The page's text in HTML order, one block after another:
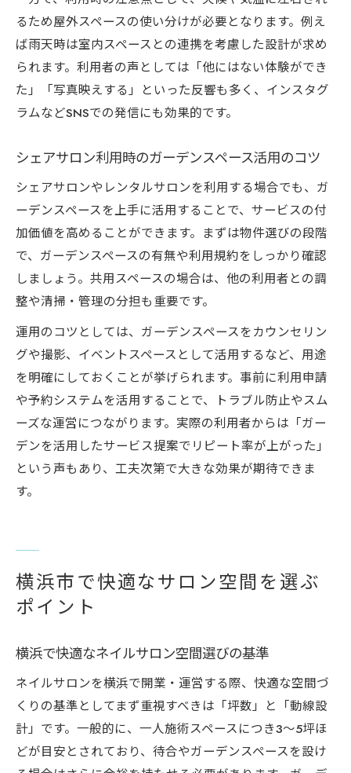
るため屋外スペースの使い分けが必要となります。例え
ば雨天時は室内スペースとの連携を考慮した設計が求め
られます。利用者の声としては「他にはない体験ができ
た」「写真映えする」といった反響も多く、インスタグ
ラムなどSNSでの発信にも効果的です。
シェアサロン利用時のガーデンスペース活用のコツ
シェアサロンやレンタルサロンを利用する場合でも、ガ
ーデンスペースを上手に活用することで、サービスの付
加価値を高めることができます。まずは物件選びの段階
で、ガーデンスペースの有無や利用規約をしっかり確認
しましょう。共用スペースの場合は、他の利用者との調
整や清掃・管理の分担も重要です。
運用のコツとしては、ガーデンスペースをカウンセリン
グや撮影、イベントスペースとして活用するなど、用途
を明確にしておくことが挙げられます。事前に利用申請
や予約システムを活用することで、トラブル防止やスム
ーズな運営につながります。実際の利用者からは「ガー
デンを活用したサービス提案でリピート率が上がった」
という声もあり、工夫次第で大きな効果が期待できま
す。
横浜市で快適なサロン空間を選ぶ
ポイント
横浜で快適なネイルサロン空間選びの基準
ネイルサロンを横浜で開業・運営する際、快適な空間づ
くりの基準としてまず重視すべきは「坪数」と「動線設
計」です。一般的に、一人施術スペースにつき3～5坪ほ
どが目安とされており、待合やガーデンスペースを設け